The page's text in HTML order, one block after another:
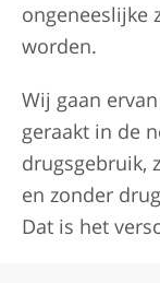
ongeneeslijke
worden.
Wij gaan
geraakt in de
drugsgebruik,
en zonder
Dat is het